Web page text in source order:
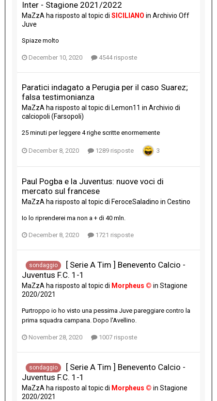
Inter - Stagione 2021/2022
MaZzA ha risposto al topic di SICILIANO in Archivio Off
Juve
Spiaze molto
December 10, 2020 4544 risposte
Paratici indagato a Perugia per il caso Suarez;
falsa testimonianza
MaZzA ha risposto al topic di Lemon11 in Archivio di
calciopoli (Farsopoli)
25 minuti per leggere 4 righe scritte enormemente
December 8, 2020 1289 risposte 3
Paul Pogba e la Juventus: nuove voci di
mercato sul francese
MaZzA ha risposto al topic di FeroceSaladino in Cestino
Io lo riprenderei ma non a + di 40 mln.
December 8, 2020 1721 risposte
sondaggio
[ Serie A Tim ] Benevento Calcio -
Juventus F.C. 1-1
MaZzA ha risposto al topic di Morpheus © in Stagione
2020/2021
Purtroppo io ho visto una pessima Juve pareggiare contro la
prima squadra campana. Dopo l'Avellino.
November 28, 2020 1007 risposte
sondaggio
[ Serie A Tim ] Benevento Calcio -
Juventus F.C. 1-1
MaZzA ha risposto al topic di Morpheus © in Stagione
2020/2021